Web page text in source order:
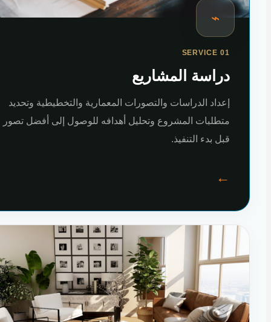
⌁
SERVICE 01
دراسة المشاريع
إعداد الدراسات والتصورات المعمارية والتخطيطية وتحديد
متطلبات المشروع وتحليل أهدافه للوصول إلى أفضل تصور
قبل بدء التنفيذ.